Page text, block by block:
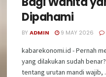
Dipahami
BY ADMIN 9 MAY 2026
kabarekonomi.id - Pernah
yang dilakukan sudah
tentang urutan mandi wajib,